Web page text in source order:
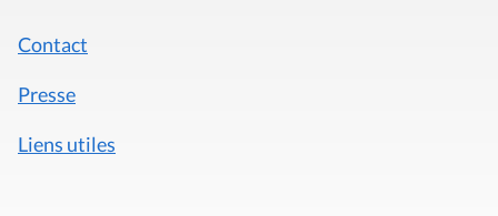
Contact
Presse
Liens utiles